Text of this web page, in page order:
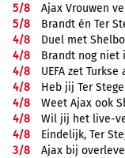
5/8
Ajax Vrouwen
5/8
Brandt én Ter
4/8
Duel met
4/8
Brandt nog niet
4/8
UEFA zet
4/8
Heb jij Ter
4/8
Weet Ajax ook
4/8
Wil jij het live-
4/8
Eindelijk, Ter
3/8
Ajax bij